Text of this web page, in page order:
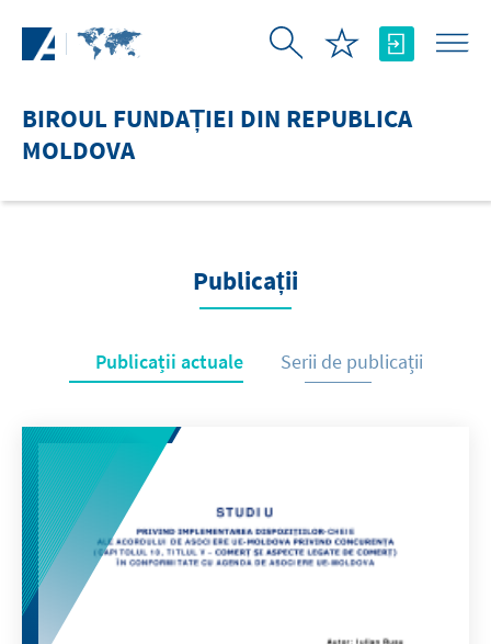
BIROUL FUNDAȚIEI DIN REPUBLICA
MOLDOVA
Publicații
Publicații actuale Serii de publicații